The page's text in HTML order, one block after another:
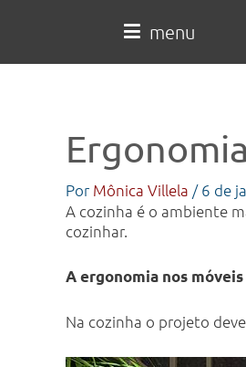
conteúdo
menu
Por Mônica Villela /6 de
A cozinha é o ambiente
cozinhar.
A ergonomia nos
Na cozinha o projeto